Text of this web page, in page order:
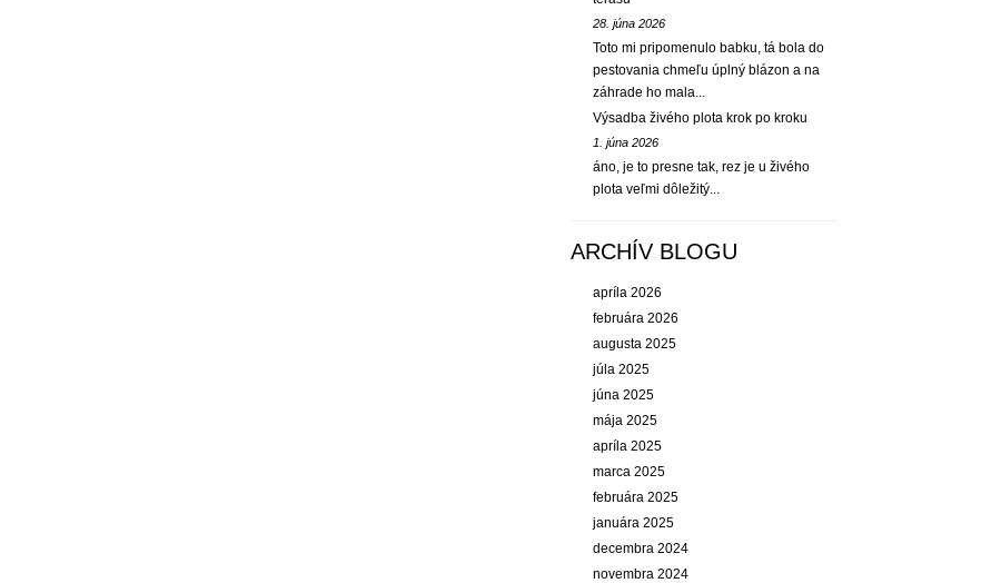
28. júna 2026
Toto mi pripomenulo babku, tá bola do
pestovania chmeľu úplný blázon a na
záhrade ho mala...
Výsadba živého plota krok po kroku
1. júna 2026
áno, je to presne tak, rez je u živého
plota veľmi dôležitý...
ARCHÍV BLOGU
apríla 2026
februára 2026
augusta 2025
júla 2025
júna 2025
mája 2025
apríla 2025
marca 2025
februára 2025
januára 2025
decembra 2024
novembra 2024